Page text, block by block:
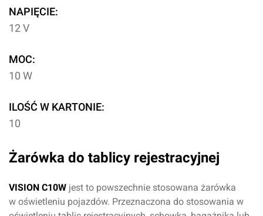
NAPIĘCIE:
12 V
MOC:
10 W
ILOŚĆ W KARTONIE:
10
Żarówka do tablicy rejestracyjnej
VISION C10W jest to powszechnie stosowana żarówka
w oświetleniu pojazdów. Przeznaczona do stosowania w